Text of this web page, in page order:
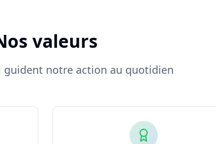
valeurs
guident notre action au quotidien